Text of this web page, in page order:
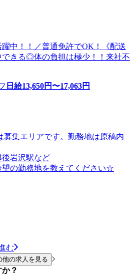
中！！／普通免許でOK！《配送
できる◎体の負担は極少！！来社不
日給13,650円〜17,063円
募集エリアです。勤務地は原稿内
岩沢駅など
の勤務地を教えてください☆
む
他の求人を見る
？